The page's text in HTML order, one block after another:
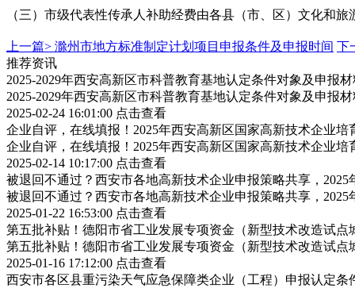
（三）市级代表性传承人补助经费由各县（市、区）文化和
上一篇> 滁州市地方标准制定计划项目申报条件及申报时间 下
推荐资讯
2025-2029年西安高新区市科普教育基地认定条件对象及申报
2025-2029年西安高新区市科普教育基地认定条件对象及申报
2025-02-24 16:01:00 点击查看
企业自评，在线填报！2025年西安高新区国家高新技术企业
企业自评，在线填报！2025年西安高新区国家高新技术企业
2025-02-14 10:17:00 点击查看
被退回不通过？西安市各地高新技术企业申报策略共享，
被退回不通过？西安市各地高新技术企业申报策略共享，
2025-01-22 16:53:00 点击查看
第五批补贴！德阳市省工业发展专项资金（新型技术改造试点
第五批补贴！德阳市省工业发展专项资金（新型技术改造试点
2025-01-16 17:12:00 点击查看
西安市各区县重污染天气应急保障类企业（工程）申报认定条